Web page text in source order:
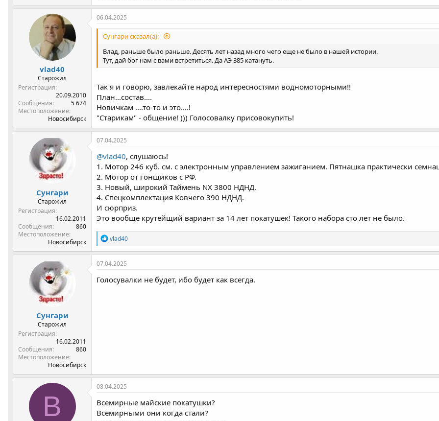
vlad40
Старожил
Регистрация
20.09.2010
Сообщения
5 674
Местоположение
Новосибирск
06.04.2025
Сунгари сказал(а):
Влад, раньше было раньше. Десять лет назад много чего еще не было в нашей истории.
Тут, дай бог нам с вами встретиться. Да АЭ 385 катануть.
Так я и говорю, завлекайте народ интересностями водномоторными!!
План...состав....
Новичкам ....то-то и это....!
"Старикам" - общение! ))) Голосовалку присовокупить!
Сунгари
Старожил
Регистрация
16.02.2011
Сообщения
860
Местоположение
Новосибирск
07.04.2025
@vlad40, слушаюсь!
1. Мотор 246 куб. см. с электронным управлением зажиганием. Пятнашка практически
2. Мотор от гонщиков с РФ.
3. Новый, широкий Таймень NX 3800 НДНД.
4. Спецкомплектация Ковчего 390 НДНД.
И сюрприз.
Это вообще крутейщий вариант за 14 лет покатушек! Такого набора сто лет не было.
Р
е
а
к
и
и
vlad40
Сунгари
Старожил
Регистрация
16.02.2011
Сообщения
860
Местоположение
Новосибирск
07.04.2025
Голосувалки не будет, ибо будет как всегда.
B
08.04.2025
Всемирные майские покатушки?
Всемирными они когда стали?